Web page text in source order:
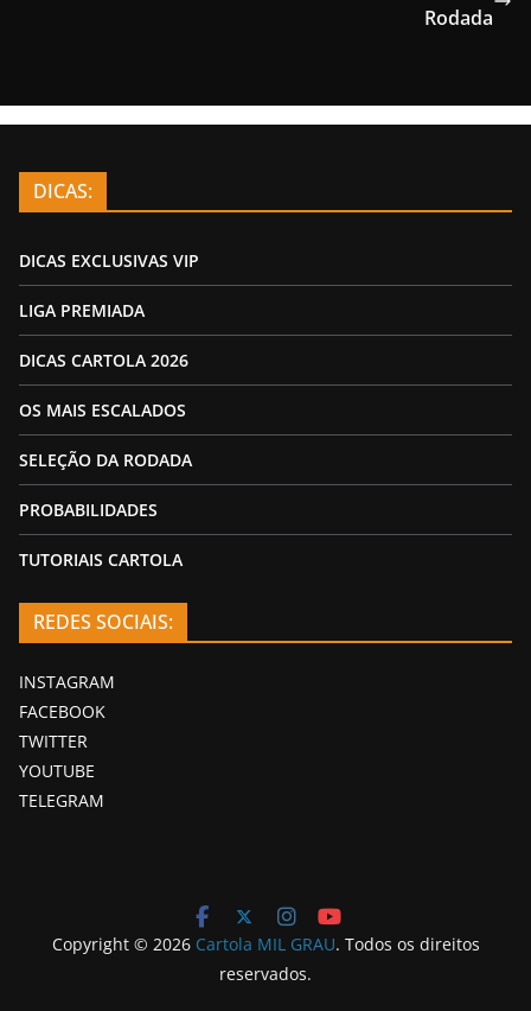
Rodada
DICAS:
DICAS EXCLUSIVAS VIP
LIGA PREMIADA
DICAS CARTOLA 2026
OS MAIS ESCALADOS
SELEÇÃO DA RODADA
PROBABILIDADES
TUTORIAIS CARTOLA
REDES SOCIAIS:
INSTAGRAM
FACEBOOK
TWITTER
YOUTUBE
TELEGRAM
Copyright © 2026 Cartola MIL GRAU. Todos os direitos
reservados.